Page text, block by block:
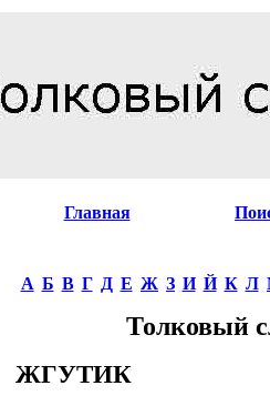
Главная
А Б В Г Д Е Ж З И Й К Л
Толковый
ЖГУТИК